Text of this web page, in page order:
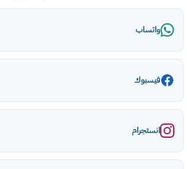
واتساب
فيسبوك
انستجرام